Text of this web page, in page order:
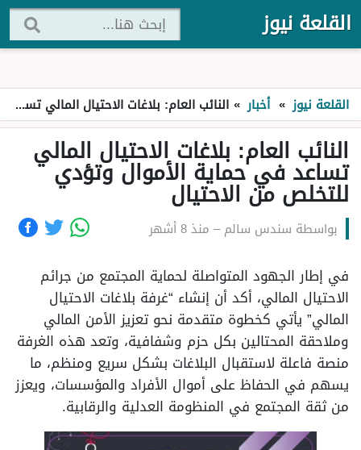
القلعة نيوز
القلعة نيوز » أخبار » النائب العام: بلاغات الاحتيال المالي تساعد في حماية الأموال وتؤدي للتخلص من الاحتيال
النائب العام: بلاغات الاحتيال المالي
تساعد في حماية الأموال وتؤدي
للتخلص من الاحتيال
بواسطة سندس سالم– منذ 8 أشهر
في إطار الجهود المتواصلة لحماية المجتمع من جرائم
الاحتيال المالي، أكد أن إنشاء “غرفة بلاغات الاحتيال
المالي” يأتي كخطوة متقدمة نحو تعزيز الأمن المالي
وملاحقة المحتالين بكل حزم وشفافية، وتعد هذه الغرفة
منصة فاعلة لاستقبال البلاغات بشكل سريع ومنظم، ما
يسهم في الحفاظ على أموال الأفراد والمؤسسات، ويعزز
من ثقة المجتمع في المنظومة العدلية والرقابية.